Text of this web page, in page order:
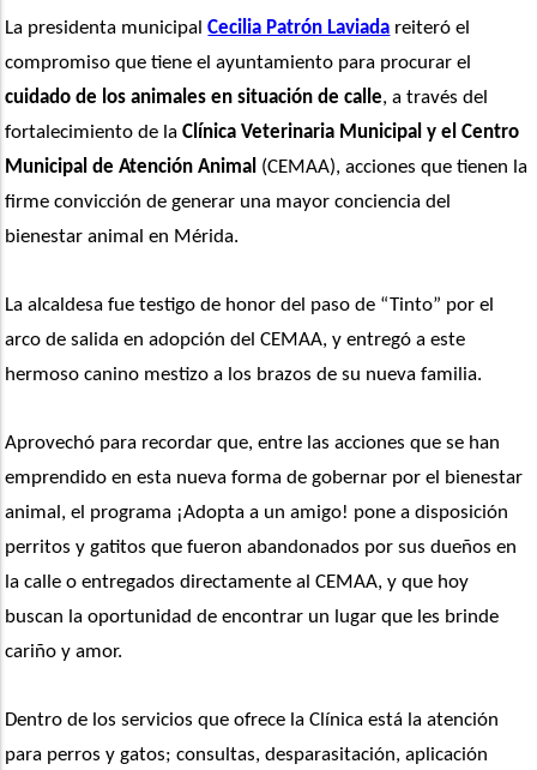
La presidenta municipal Cecilia Patrón Laviada reiteró el
cuidado de los animales en situación de calle, a través del
fortalecimiento de la Clínica Veterinaria Municipal y el Centro
Municipal de Atención Animal (CEMAA), acciones que tienen la
firme convicción de generar una mayor conciencia del
bienestar animal en Mérida.
La alcaldesa fue testigo de honor del paso de “Tinto” por el
arco de salida en adopción del CEMAA, y entregó a este
hermoso canino mestizo a los brazos de su nueva familia.
Aprovechó para recordar que, entre las acciones que se han
emprendido en esta nueva forma de gobernar por el bienestar
animal, el programa ¡Adopta a un amigo! pone a disposición
perritos y gatitos que fueron abandonados por sus dueños en
la calle o entregados directamente al CEMAA, y que hoy
buscan la oportunidad de encontrar un lugar que les brinde
cariño y amor.
Dentro de los servicios que ofrece la Clínica está la atención
para perros y gatos; consultas, desparasitación, aplicación